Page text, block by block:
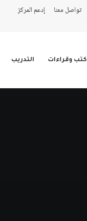
تواصل معنا إدعم المركز
كتب وقراءات التدريب